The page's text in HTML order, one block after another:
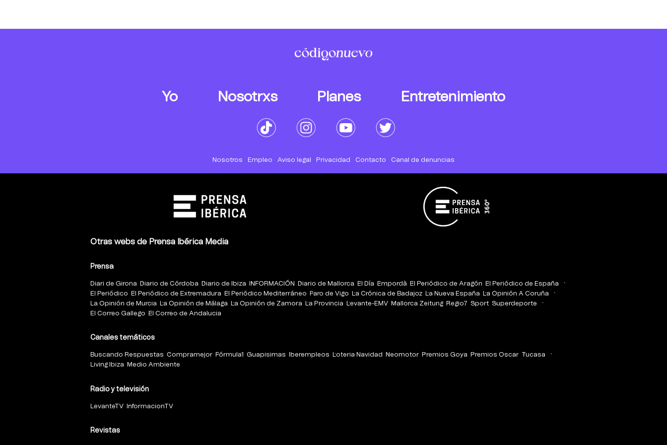
Yo Nosotrxs Planes Entretenimiento
Nosotros Empleo Aviso legal Privacidad Contacto Canal de denuncias
Otras webs de Prensa Ibérica Media
Prensa
Diari de Girona Diario de Córdoba Diario de Ibiza INFORMACIÓN Diario de Mallorca El Día Empordà El Periódico de Aragón
El Periódico de España
El Periódico
El Periódico de Extremadura El Periódico Mediterráneo Faro de Vigo La Crónica de Badajoz La Nueva España
La Opinión A Coruña
La Opinión de Murcia
La Opinión de Málaga La Opinión de Zamora La Provincia Levante-EMV Mallorca Zeitung Regio7 Sport Superdeporte
El Correo Gallego
El Correo de Andalucia
Canales temáticos
Buscando Respuestas Compramejor Fórmula1 Guapisimas Iberempleos Loteria Navidad Neomotor Premios Goya Premios Oscar
Tucasa
Living Ibiza
Medio Ambiente
Radio y televisión
LevanteTV InformacionTV
Revistas